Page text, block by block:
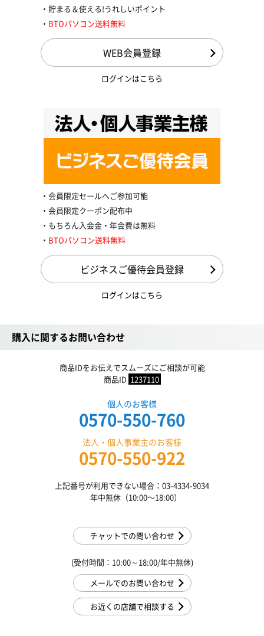
貯まる＆使える!うれしいポイント
BTOパソコン送料無料
WEB会員登録
ログインはこちら
会員限定セールへご参加可能
会員限定クーポン配布中
もちろん入会金・年会費は無料
BTOパソコン送料無料
ビジネスご優待会員登録
ログインはこちら
購入に関するお問い合わせ
商品IDをお伝えでスムーズにご相談が可能
商品ID 1237110
個人のお客様
0570-550-760
法人・個人事業主のお客様
0570-550-922
上記番号が利用できない場合：03-4334-9034
年中無休（10:00〜18:00）
チャットでの問い合わせ
(受付時間：10:00～18:00/年中無休)
メールでのお問い合わせ
お近くの店舗で相談する